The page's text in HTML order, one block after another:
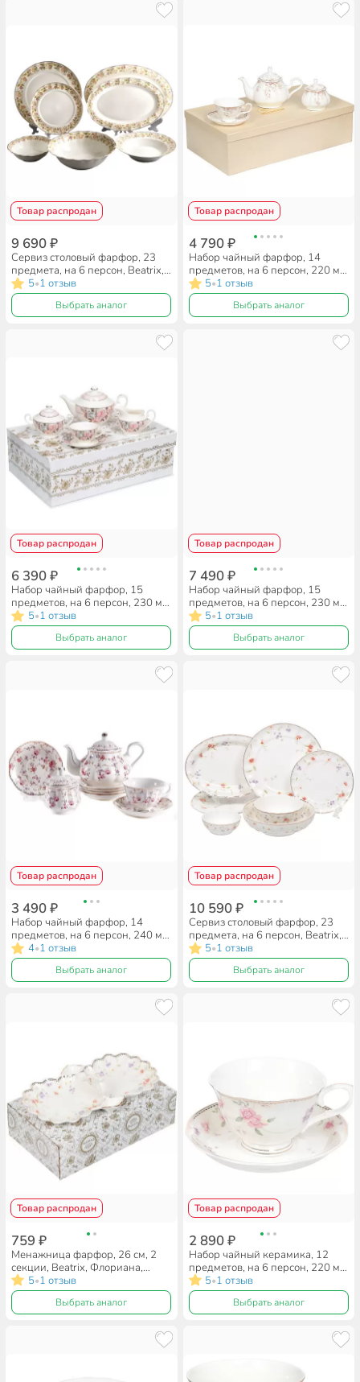
Товар распродан
9 690 ₽
Сервиз столовый фарфор, 23
предмета, на 6 персон, Beatrix,
Beatrix Оливия, МН073C/23A
5•1 отзыв
Выбрать аналог
Товар распродан
4 790 ₽
Набор чайный фарфор, 14
предметов, на 6 персон, 220 мл,
чайник 900 мл, Beatrix,
Сицилия, МН015P/14,
подарочная упаковка
5•1 отзыв
Выбрать аналог
Товар распродан
6 390 ₽
Набор чайный фарфор, 15
предметов, на 6 персон, 230 мл,
Beatrix, Пудровый шлейф,
МА025P/15, подарочная
упаковка
5•1 отзыв
Выбрать аналог
Товар распродан
7 490 ₽
Набор чайный фарфор, 15
предметов, на 6 персон, 230 мл,
Beatrix, Жаклин Моне
МА009P/6, МА009P/15,
подарочная упаковка
5•1 отзыв
Выбрать аналог
Товар распродан
3 490 ₽
Набор чайный фарфор, 14
предметов, на 6 персон, 240 мл,
чайник 1000 мл, Beatrix,
Арабель, МХ015P/14,
подарочная упаковка
4•1 отзыв
Выбрать аналог
Товар распродан
10 590 ₽
Сервиз столовый фарфор, 23
предмета, на 6 персон, Beatrix,
Флориана, МН013С/23А
5•1 отзыв
Выбрать аналог
Товар распродан
759 ₽
Менажница фарфор, 26 см, 2
секции, Beatrix, Флориана,
МН061Z
5•1 отзыв
Выбрать аналог
Товар распродан
2 890 ₽
Набор чайный керамика, 12
предметов, на 6 персон, 220 мл,
Beatrix, Флориана, МХ004P/6,
подарочная упаковка
5•1 отзыв
Выбрать аналог